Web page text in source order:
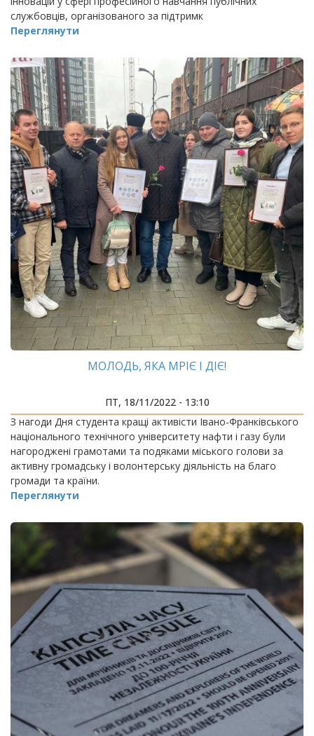
службовців, організованого за підтримк
Переглянути
МОЛОДЬ, ЯКА МРІЄ І ДІЄ!
ПТ, 18/11/2022 - 13:10
З нагоди Дня студента кращі активісти Івано-Франківського
національного технічного університету нафти і газу були
нагороджені грамотами та подяками міського голови за
активну громадську і волонтерську діяльність на благо
громади та країни.
Переглянути